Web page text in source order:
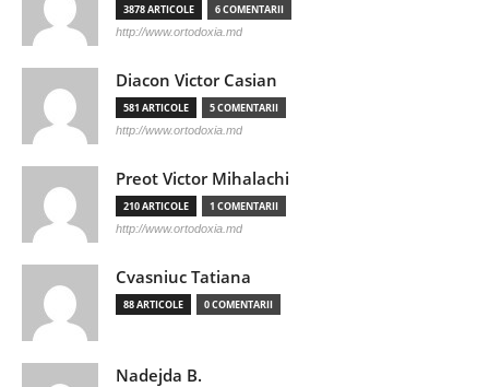
3878 ARTICOLE 6 COMENTARII
http://www.ortodoxia.md
Diacon Victor Casian
581 ARTICOLE 5 COMENTARII
http://www.ortodoxia.md
Preot Victor Mihalachi
210 ARTICOLE 1 COMENTARII
http://www.ortodoxia.md
Cvasniuc Tatiana
88 ARTICOLE 0 COMENTARII
Nadejda B.